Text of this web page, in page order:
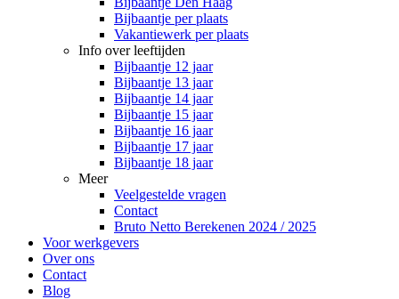
Bijbaantje per plaats
Vakantiewerk per plaats
Info over leeftijden
Bijbaantje 12 jaar
Bijbaantje 13 jaar
Bijbaantje 14 jaar
Bijbaantje 15 jaar
Bijbaantje 16 jaar
Bijbaantje 17 jaar
Bijbaantje 18 jaar
Meer
Veelgestelde vragen
Contact
Bruto Netto Berekenen 2024 / 2025
Voor werkgevers
Over ons
Contact
Blog